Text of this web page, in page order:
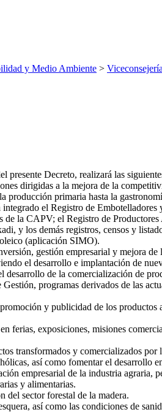
y Medio Ambiente >
presente Decreto, realizará las
dirigidas a la mejora de la
producción primaria hasta la
el Registro de
la CAPV; el Registro de
y los demás registros, censos y
(aplicación SIMO).
gestión empresarial y mejora
el desarrollo e implantación de
desarrollo de la comercialización de
programas derivados de las
y publicidad de los
ferias, exposiciones, misiones
transformados y comercializados por
así como fomentar el desarrollo
empresarial de la industria agraria,
y alimentarias.
del sector forestal de la madera.
así como las condiciones de